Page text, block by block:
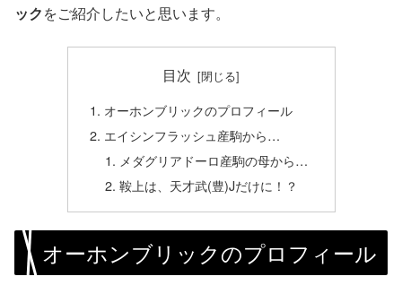
ックをご紹介したいと思います。
目次
オーホンブリックのプロフィール
エイシンフラッシュ産駒から…
メダグリアドーロ産駒の母から…
鞍上は、天才武(豊)Jだけに！？
オーホンブリックのプロフィール